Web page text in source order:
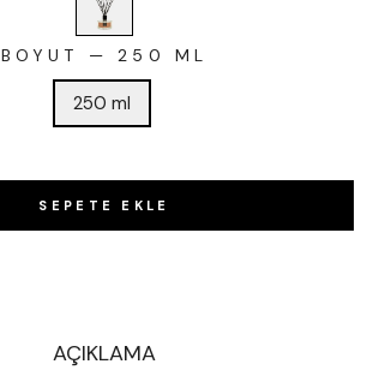
BOYUT — 250 ML
250 ml
SEPETE EKLE
AÇIKLAMA